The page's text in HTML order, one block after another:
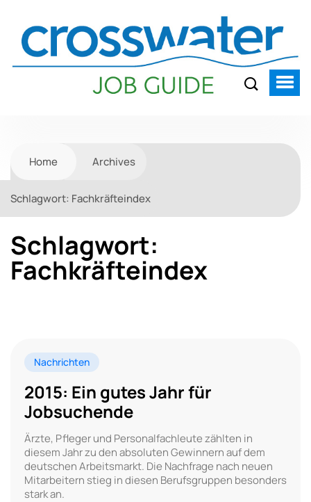
Home Archives
Schlagwort: Fachkräfteindex
Schlagwort:
Fachkräfteindex
Nachrichten
2015: Ein gutes Jahr für
Jobsuchende
Ärzte, Pfleger und Personalfachleute zählten in
diesem Jahr zu den absoluten Gewinnern auf dem
deutschen Arbeitsmarkt. Die Nachfrage nach neuen
Mitarbeitern stieg in diesen Berufsgruppen besonders
stark an.